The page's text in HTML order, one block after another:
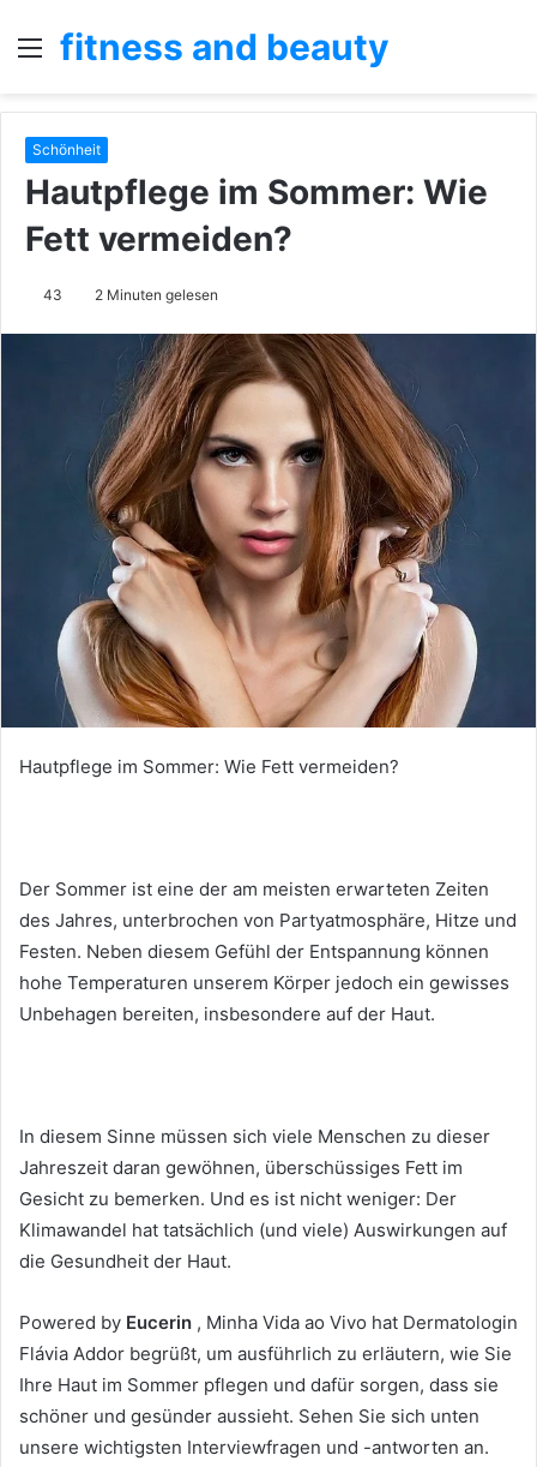
Menü
fitness and beauty
Schönheit
Hautpflege im Sommer: Wie
Fett vermeiden?
43 2 Minuten gelesen
Hautpflege im Sommer: Wie Fett vermeiden?
Der Sommer ist eine der am meisten erwarteten Zeiten
des Jahres, unterbrochen von Partyatmosphäre, Hitze und
Festen. Neben diesem Gefühl der Entspannung können
hohe Temperaturen unserem Körper jedoch ein gewisses
Unbehagen bereiten, insbesondere auf der Haut.
In diesem Sinne müssen sich viele Menschen zu dieser
Jahreszeit daran gewöhnen, überschüssiges Fett im
Gesicht zu bemerken. Und es ist nicht weniger: Der
Klimawandel hat tatsächlich (und viele) Auswirkungen auf
die Gesundheit der Haut.
Powered by Eucerin , Minha Vida ao Vivo hat Dermatologin
Flávia Addor begrüßt, um ausführlich zu erläutern, wie Sie
Ihre Haut im Sommer pflegen und dafür sorgen, dass sie
schöner und gesünder aussieht. Sehen Sie sich unten
unsere wichtigsten Interviewfragen und -antworten an.